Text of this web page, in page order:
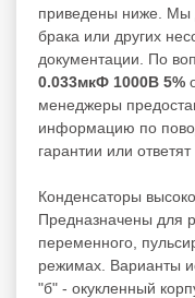
приведены ниже. Мы
брака или других
документации. По
0.033мкФ 1000В 5%
менеджеры
информацию по
гарантии или
Конденсаторы
Предназначены для
переменного,
режимах. Варианты
"б" - окукленный